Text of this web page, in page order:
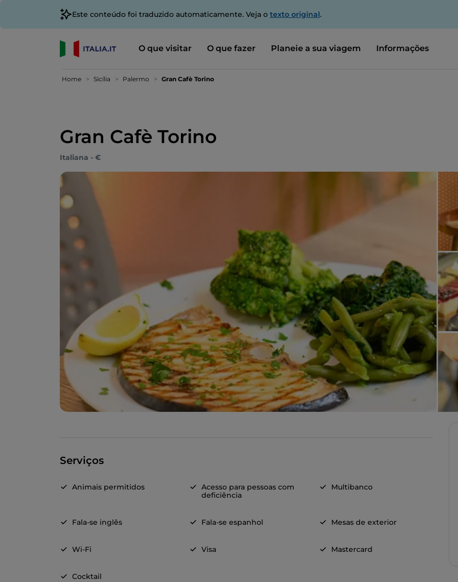
Este conteúdo foi traduzido automaticamente. Veja o texto original.
O que visitar O que fazer Planeie a sua viagem Informações
Home Sicília Palermo Gran Cafè Torino
Gran Cafè Torino
Italiana - €
Serviços
Animais permitidos
Acesso para pessoas com
deficiência
Multibanco
Fala-se inglês Fala-se espanhol Mesas de exterior
Wi-Fi Visa Mastercard
Cocktail